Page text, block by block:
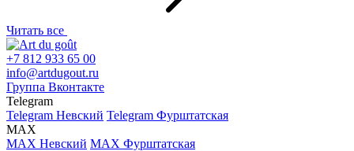
Читать все
+7 812 933 65 00
info@artdugout.ru
Группа Вконтакте
Telegram
Telegram Невский Telegram Фурштатская
MAX
MAX Невский MAX Фурштатская